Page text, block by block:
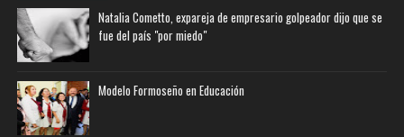
Natalia Cometto, expareja de empresario golpeador dijo que se
fue del país "por miedo"
Modelo Formoseño en Educación